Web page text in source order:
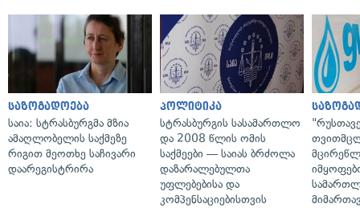
საზოგადოება
საია: სტრასბურგმა მზია
ამაღლობელის საქმეზე
რიგით მეოთხე საჩივარი
დაარეგისტრირა
პოლიტიკა
სტრასბურგის სასამართლო
და 2008 წლის ომის
საქმეები — საიას ბრძოლა
დაზარალებულთა
უფლებებისა და
კომპენსაციებისთვის